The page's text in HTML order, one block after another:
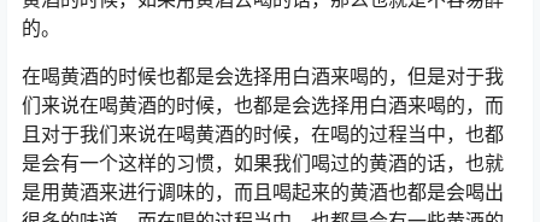
的。
在喝黄酒的时候也都是会选择用白酒来喝的，但是对于我
们来说在喝黄酒的时候，也都是会选择用白酒来喝的，而
且对于我们来说在喝黄酒的时候，在喝的过程当中，也都
是会有一个这样的习惯，如果我们喝过的黄酒的话，也就
是用黄酒来进行调味的，而且喝起来的黄酒也都是会喝出